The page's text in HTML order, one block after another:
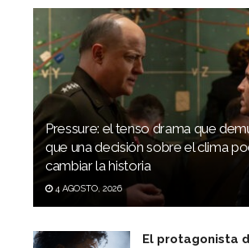
Pressure: el tenso drama que
que una decisión sobre el clima
cambiar la historia
4 AGOSTO, 2026
El protagonista